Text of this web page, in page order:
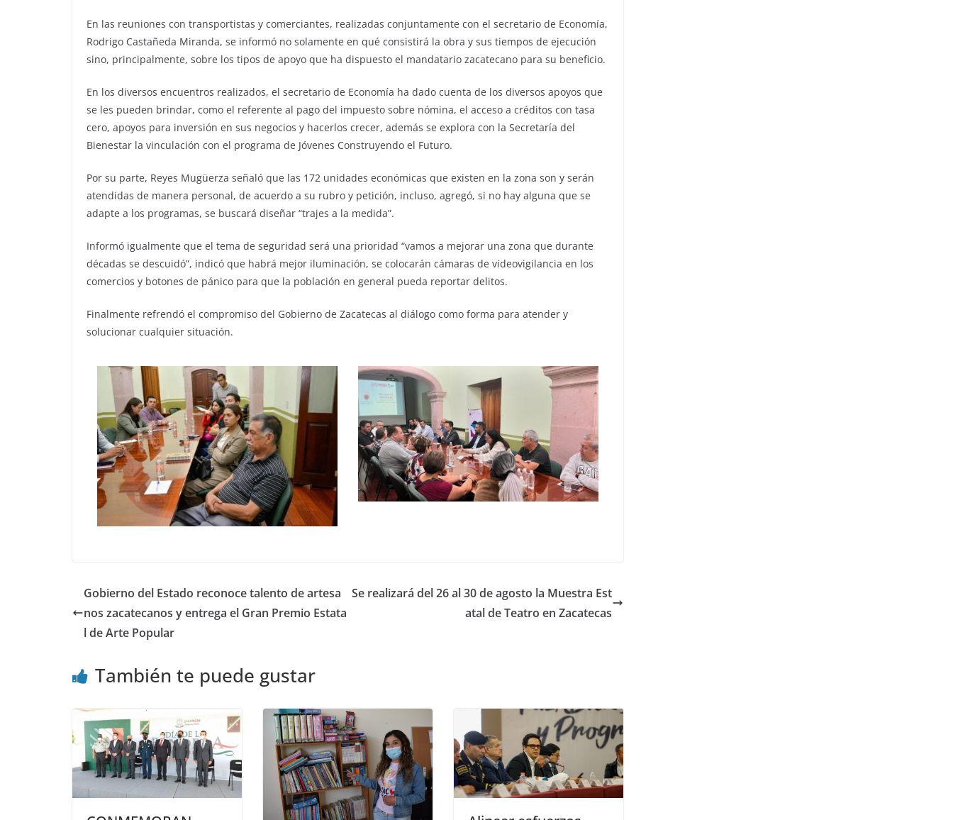
En las reuniones con transportistas y comerciantes, realizadas conjuntamente con el secretario de Economía,
Rodrigo Castañeda Miranda, se informó no solamente en qué consistirá la obra y sus tiempos de ejecución
sino, principalmente, sobre los tipos de apoyo que ha dispuesto el mandatario zacatecano para su beneficio.
En los diversos encuentros realizados, el secretario de Economía ha dado cuenta de los diversos apoyos que
se les pueden brindar, como el referente al pago del impuesto sobre nómina, el acceso a créditos con tasa
cero, apoyos para inversión en sus negocios y hacerlos crecer, además se explora con la Secretaría del
Bienestar la vinculación con el programa de Jóvenes Construyendo el Futuro.
Por su parte, Reyes Mugüerza señaló que las 172 unidades económicas que existen en la zona son y serán
atendidas de manera personal, de acuerdo a su rubro y petición, incluso, agregó, si no hay alguna que se
adapte a los programas, se buscará diseñar “trajes a la medida”.
Informó igualmente que el tema de seguridad será una prioridad “vamos a mejorar una zona que durante
décadas se descuidó”, indicó que habrá mejor iluminación, se colocarán cámaras de videovigilancia en los
comercios y botones de pánico para que la población en general pueda reportar delitos.
Finalmente refrendó el compromiso del Gobierno de Zacatecas al diálogo como forma para atender y
solucionar cualquier situación.
Gobierno del Estado reconoce talento de artesa
nos zacatecanos y entrega el Gran Premio Estata
l de Arte Popular
Se realizará del 26 al 30 de agosto la Muestra Est
atal de Teatro en Zacatecas
También te puede gustar